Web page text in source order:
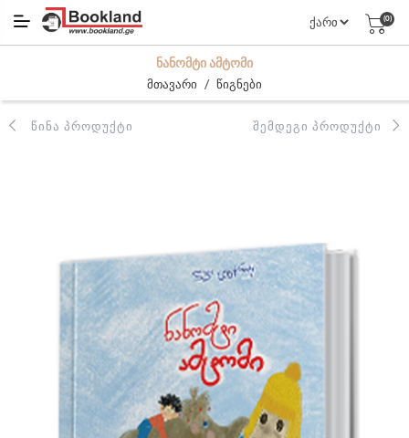
(0)
ᲜᲐᲜᲝᲛᲢᲘ ᲐᲛᲢᲝᲛᲘ
მთავარი / წიგნები
ᲬᲘᲜᲐ ᲞᲠᲝᲓᲣᲥᲢᲘ ᲨᲔᲛᲓᲔᲒᲘ ᲞᲠᲝᲓᲣᲥᲢᲘ